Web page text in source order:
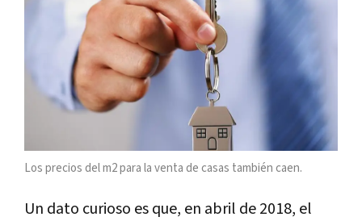
Los precios del m2 para la venta de casas también caen.
Un dato curioso es que, en abril de 2018, el